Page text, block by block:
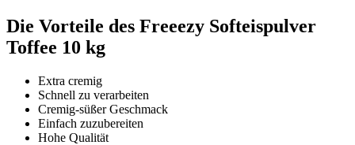
Die Vorteile des Freeezy Softeispulver
Toffee 10 kg
Extra cremig
Schnell zu verarbeiten
Cremig-süßer Geschmack
Einfach zuzubereiten
Hohe Qualität